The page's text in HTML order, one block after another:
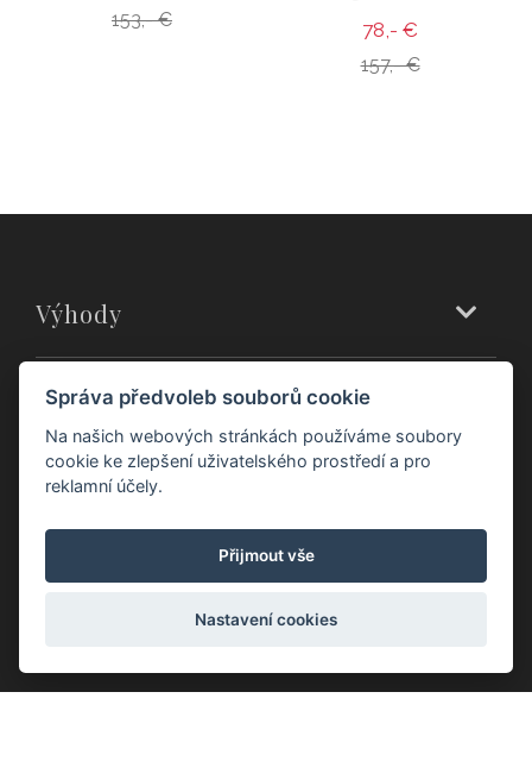
153,- € 78,- €
157,- €
Výhody
Zákaznický servis
Prodejny
Správa předvoleb souborů cookie
Na našich webových stránkách používáme soubory
cookie ke zlepšení uživatelského prostředí a pro
reklamní účely.
Přijmout vše
Nastavení cookies